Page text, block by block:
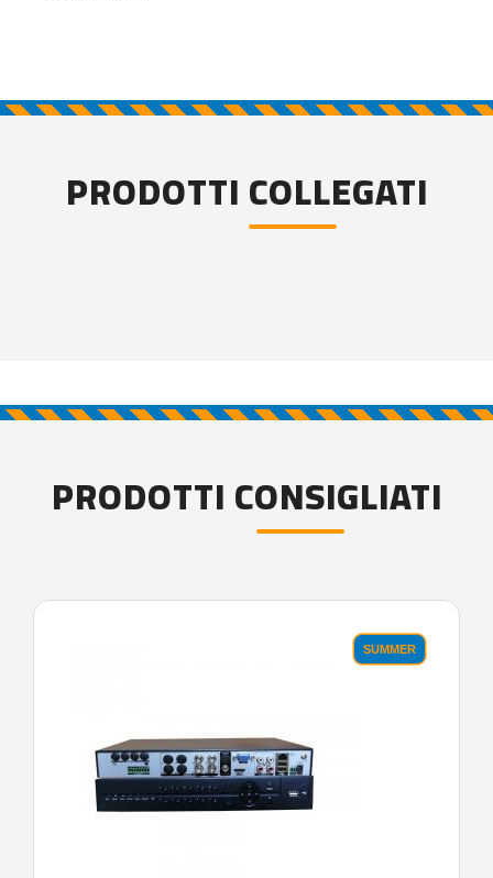
PRODOTTI COLLEGATI
PRODOTTI CONSIGLIATI
SUMMER